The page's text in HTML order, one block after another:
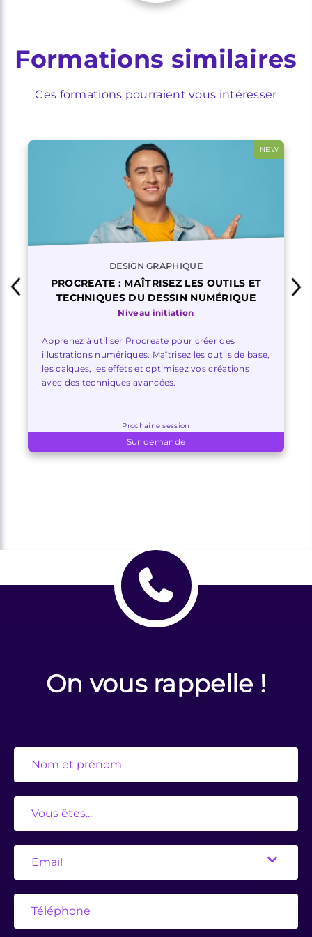
Formations similaires
Ces formations pourraient vous intéresser
NEW
DESIGN GRAPHIQUE
PROCREATE : MAÎTRISEZ LES OUTILS ET
TECHNIQUES DU DESSIN NUMÉRIQUE
Niveau initiation
Apprenez à utiliser Procreate pour créer des
illustrations numériques. Maîtrisez les outils de base,
les calques, les effets et optimisez vos créations
avec des techniques avancées.
Prochaine session
Sur demande
On vous rappelle !